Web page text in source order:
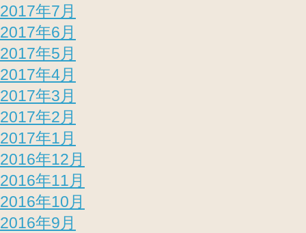
2017年7月
2017年6月
2017年5月
2017年4月
2017年3月
2017年2月
2017年1月
2016年12月
2016年11月
2016年10月
2016年9月